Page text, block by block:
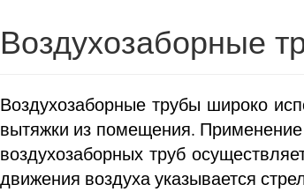
Воздухозаборные
Воздухозаборные трубы широко
вытяжки из помещения. Применение
воздухозаборных труб
движения воздуха указывается